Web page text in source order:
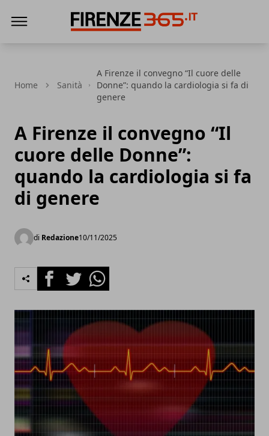
Home Sanità
A Firenze il convegno “Il cuore delle
Donne”: quando la cardiologia si fa di
genere
A Firenze il convegno “Il
cuore delle Donne”:
quando la cardiologia si fa
di genere
di Redazione10/11/2025
FacebookTwitterWhatsapp